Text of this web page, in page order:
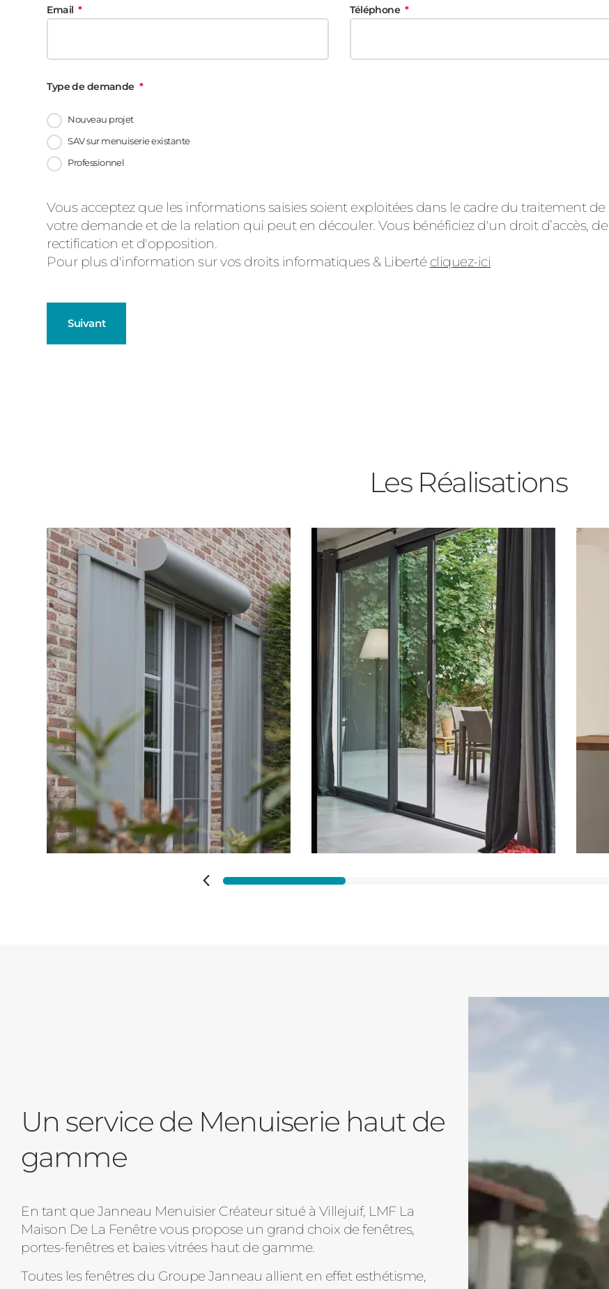
Email Téléphone
Type de demande
Nouveau projet
SAV sur menuiserie existante
Professionnel
Message
d'état
Vous acceptez que les informations saisies soient exploitées dans le cadre du traitement de
votre demande et de la relation qui peut en découler. Vous bénéficiez d'un droit d’accès, de
rectification et d'opposition.
Pour plus d'information sur vos droits informatiques & Liberté cliquez-ici
Suivant
Volets Roulants
Pergolas
Carports
Cloture
Portail
Pavillon
Appartement
Autre
Vos disponibilités
Adresse des travaux
Les Réalisations
Un service de Menuiserie haut de
gamme
En tant que Janneau Menuisier Créateur situé à Villejuif, LMF La
Maison De La Fenêtre vous propose un grand choix de fenêtres,
portes-fenêtres et baies vitrées haut de gamme.
Toutes les fenêtres du Groupe Janneau allient en effet esthétisme,